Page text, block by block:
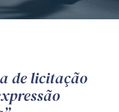
de licitação